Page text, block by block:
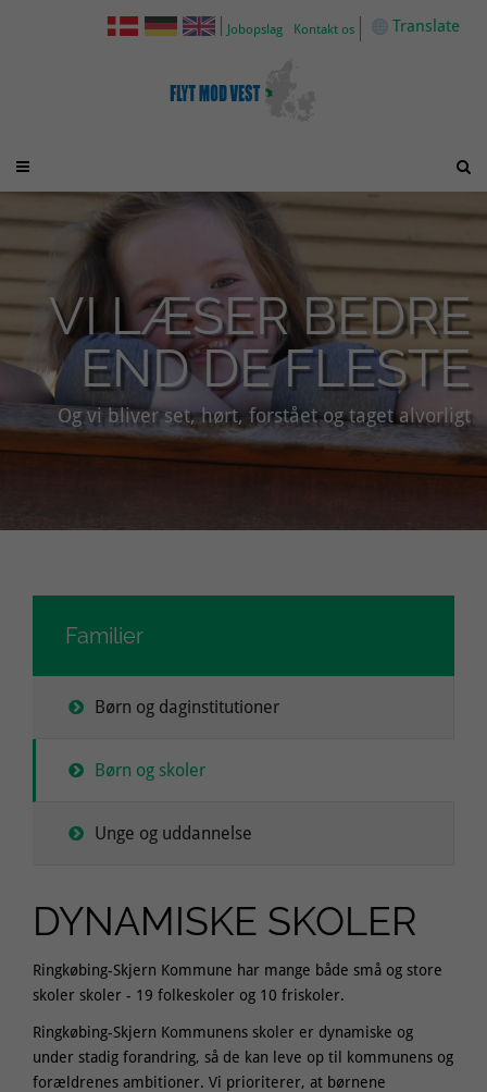
Translate
Jobopslag Kontakt os
 
VI LÆSER BEDRE
END DE FLESTE
Og vi bliver set, hørt, forstået og taget alvorligt
Familier
Børn og daginstitutioner
Børn og skoler
Unge og uddannelse
DYNAMISKE SKOLER
Ringkøbing-Skjern Kommune har mange både små og store
skoler skoler - 19 folkeskoler og 10 friskoler.
Ringkøbing-Skjern Kommunens skoler er dynamiske og
under stadig forandring, så de kan leve op til kommunens og
forældrenes ambitioner. Vi prioriterer, at børnene